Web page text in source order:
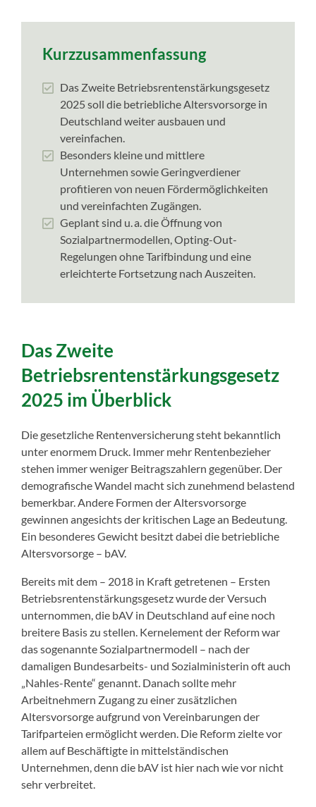
Kurzzusammenfassung
Das Zweite Betriebsrentenstärkungsgesetz
2025 soll die betriebliche Altersvorsorge in
Deutschland weiter ausbauen und
vereinfachen.
Besonders kleine und mittlere
Unternehmen sowie Geringverdiener
profitieren von neuen Fördermöglichkeiten
und vereinfachten Zugängen.
Geplant sind u. a. die Öffnung von
Sozialpartnermodellen, Opting-Out-
Regelungen ohne Tarifbindung und eine
erleichterte Fortsetzung nach Auszeiten.
Das Zweite
Betriebsrentenstärkungsgesetz
2025 im Überblick
Die gesetzliche Rentenversicherung steht bekanntlich
unter enormem Druck. Immer mehr Rentenbezieher
stehen immer weniger Beitragszahlern gegenüber. Der
demografische Wandel macht sich zunehmend belastend
bemerkbar. Andere Formen der Altersvorsorge
gewinnen angesichts der kritischen Lage an Bedeutung.
Ein besonderes Gewicht besitzt dabei die betriebliche
Altersvorsorge – bAV.
Bereits mit dem – 2018 in Kraft getretenen – Ersten
Betriebsrentenstärkungsgesetz wurde der Versuch
unternommen, die bAV in Deutschland auf eine noch
breitere Basis zu stellen. Kernelement der Reform war
das sogenannte Sozialpartnermodell – nach der
damaligen Bundesarbeits- und Sozialministerin oft auch
„Nahles-Rente“ genannt. Danach sollte mehr
Arbeitnehmern Zugang zu einer zusätzlichen
Altersvorsorge aufgrund von Vereinbarungen der
Tarifparteien ermöglicht werden. Die Reform zielte vor
allem auf Beschäftigte in mittelständischen
Unternehmen, denn die bAV ist hier nach wie vor nicht
sehr verbreitet.